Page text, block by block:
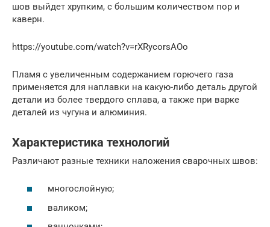
шов выйдет хрупким, с большим количеством пор и
каверн.
https://youtube.com/watch?v=rXRycorsAOo
Пламя с увеличенным содержанием горючего газа
применяется для наплавки на какую-либо деталь другой
детали из более твердого сплава, а также при варке
деталей из чугуна и алюминия.
Характеристика технологий
Различают разные техники наложения сварочных швов:
многослойную;
валиком;